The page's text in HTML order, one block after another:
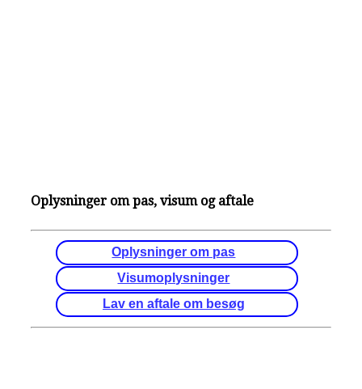
Oplysninger om pas, visum og aftale
Oplysninger om pas
Visumoplysninger
Lav en aftale om besøg